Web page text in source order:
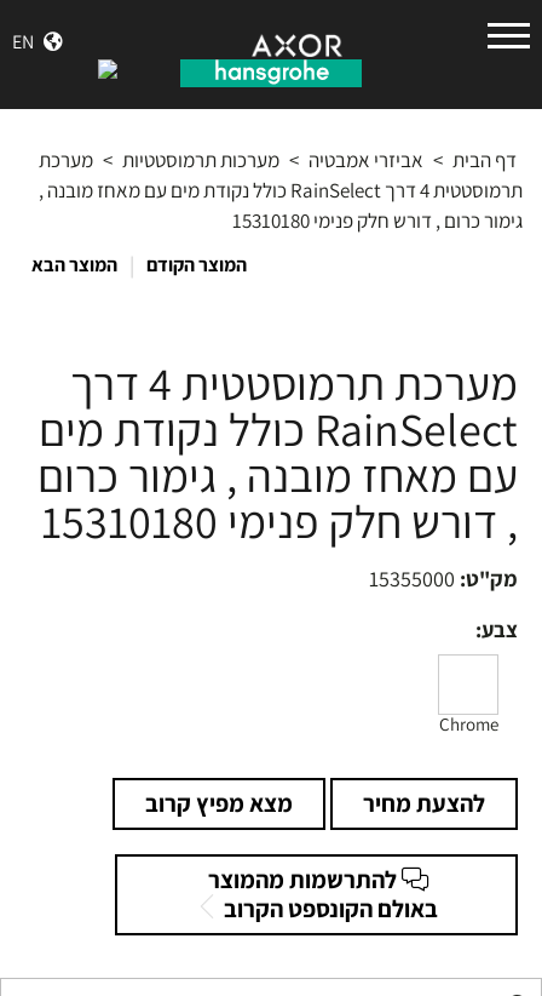
EN
גרואה
דף הבית > אביזרי אמבטיה > מערכות תרמוסטטיות > מערכת
תרמוסטטית 4 דרך RainSelect כולל נקודת מים עם מאחז מובנה ,
גימור כרום , דורש חלק פנימי 15310180
המוצר הקודם | המוצר הבא
מערכת תרמוסטטית 4 דרך
RainSelect כולל נקודת מים
עם מאחז מובנה , גימור כרום
, דורש חלק פנימי 15310180
מק"ט: 15355000
צבע:
Chrome
להצעת מחיר מצא מפיץ קרוב
להתרשמות מהמוצר
באולם הקונספט הקרוב